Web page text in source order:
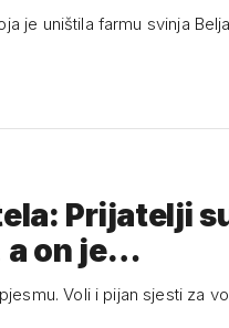
je uništila farmu svinja
Prijatelji
a on je…
Voli i pijan sjesti za